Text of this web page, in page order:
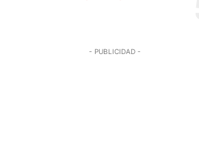
- PUBLICIDAD -